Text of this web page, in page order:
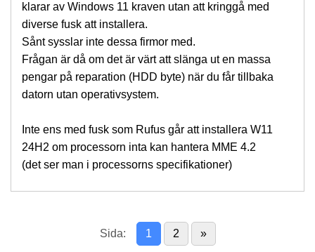
klarar av Windows 11 kraven utan att kringgå med
diverse fusk att installera.
Sånt sysslar inte dessa firmor med.
Frågan är då om det är värt att slänga ut en massa
pengar på reparation (HDD byte) när du får tillbaka
datorn utan operativsystem.
Inte ens med fusk som Rufus går att installera W11
24H2 om processorn inta kan hantera MME 4.2
(det ser man i processorns specifikationer)
Sida: 1 2 »